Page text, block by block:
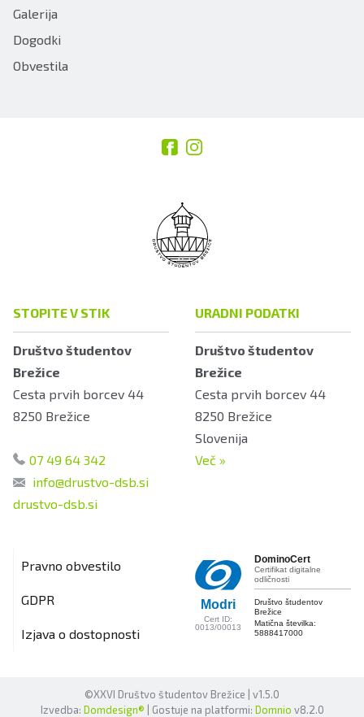
Galerija
Dogodki
Obvestila
STOPITE V STIK
Društvo študentov
Brežice
Cesta prvih borcev 44
8250 Brežice
07 49 64 342
info@drustvo-dsb.si
drustvo-dsb.si
URADNI PODATKI
Društvo študentov
Brežice
Cesta prvih borcev 44
8250 Brežice
Slovenija
Več »
Pravno obvestilo
GDPR
Izjava o dostopnosti
Modri
Cert ID:
0013/00013
DominoCert
Certifikat digitalne
odličnosti
Društvo študentov
Brežice
Matična številka:
5888417000
©XXVI Društvo študentov Brežice | v1.5.0
Izvedba: Domdesign® | Gostuje na platformi: Domnio v8.2.0